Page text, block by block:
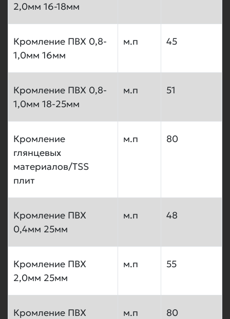
2,0мм 16-18мм
Кромление ПВХ 0,8-
1,0мм 16мм
м.п 45
Кромление ПВХ 0,8-
1,0мм 18-25мм
м.п 51
Кромление
глянцевых
материалов/TSS
плит
м.п 80
Кромление ПВХ
0,4мм 25мм
м.п 48
Кромление ПВХ
2,0мм 25мм
м.п 55
Кромление ПВХ
м.п 80